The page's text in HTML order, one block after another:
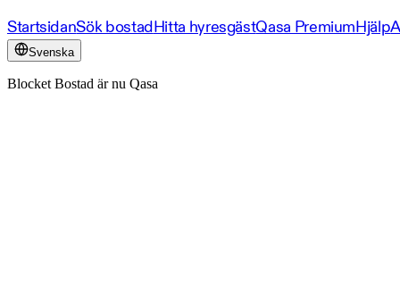
StartsidanSök bostadHitta hyresgästQasa PremiumHjälp
Svenska
Blocket Bostad är nu Qasa